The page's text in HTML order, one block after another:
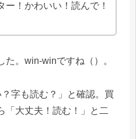
ー！かわいい！読んで！
。win-winですね（）。
字も読む？」と確認。買
「大丈夫！読む！」と二